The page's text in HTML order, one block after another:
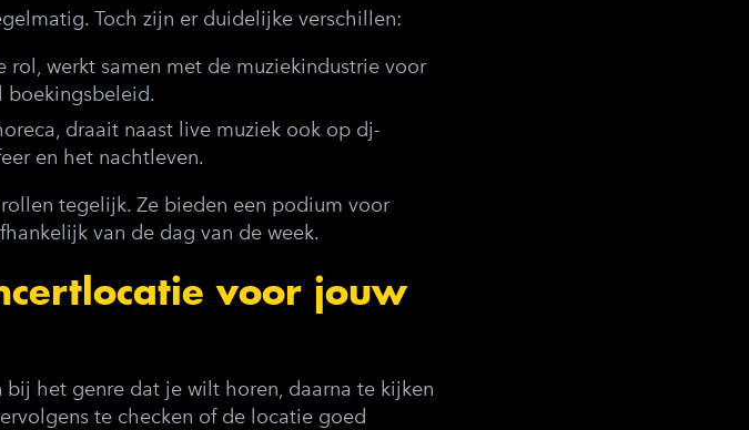
Toch zijn er duidelijke verschillen:
rol, werkt samen met de muziekindustrie voor
boekingsbeleid.
draait naast live muziek ook op dj-
en het nachtleven.
tegelijk. Ze bieden een podium voor
van de dag van de week.
voor jouw
het genre dat je wilt horen, daarna te kijken
te checken of de locatie goed